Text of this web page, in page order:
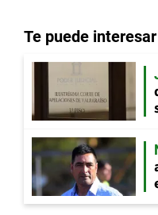
Te puede interesar